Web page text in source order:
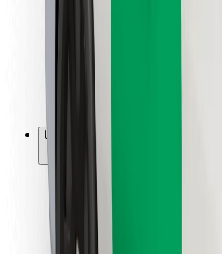
კურიერებისთვის
ავტოპარკის
რესტორნებისთვის
Bolt for Business
სხვა
მომწოდებლები
წესები და პირობები
Cookies